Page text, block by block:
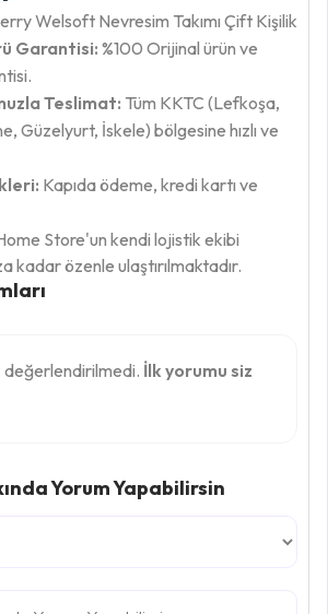
Welsoft Nevresim Takımı Çift Kişilik
Garantisi: %100 Orijinal ürün ve
Teslimat: Tüm KKTC (Lefkoşa,
Güzelyurt, İskele) bölgesine hızlı ve
Kapıda ödeme, kredi kartı ve
Store'un kendi lojistik ekibi
kadar özenle ulaştırılmaktadır.
değerlendirilmedi. İlk yorumu siz
Yorum Yapabilirsin